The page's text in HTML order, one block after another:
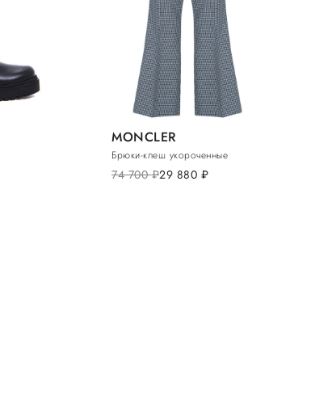
MONCLER
Брюки-клеш укороченные
74 700руб.29 880 руб.